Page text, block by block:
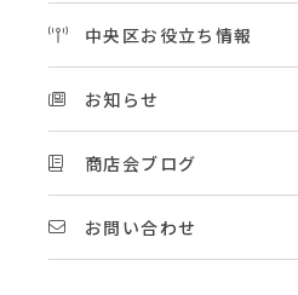
中央区お役立ち情報
お知らせ
商店会ブログ
お問い合わせ